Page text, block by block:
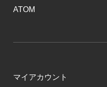
ATOM
マイアカウント